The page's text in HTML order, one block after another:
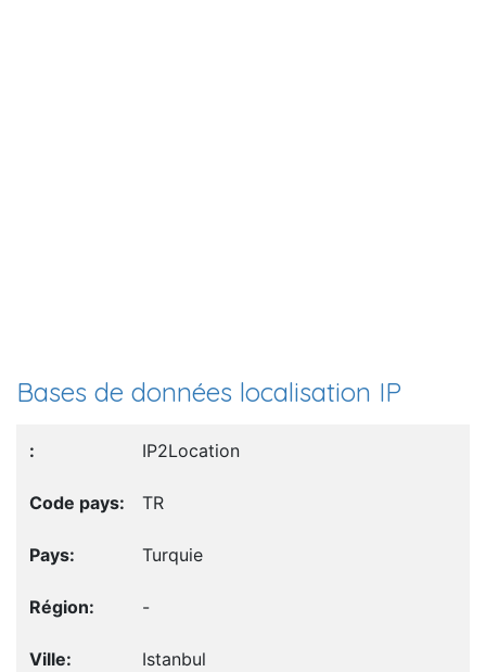
Bases de données localisation IP
IP2Location
TR
Turquie
-
Istanbul